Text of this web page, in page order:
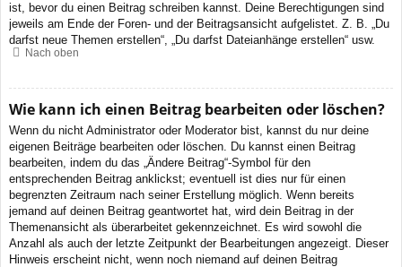
ist, bevor du einen Beitrag schreiben kannst. Deine Berechtigungen sind
jeweils am Ende der Foren- und der Beitragsansicht aufgelistet. Z. B. „Du
darfst neue Themen erstellen“, „Du darfst Dateianhänge erstellen“ usw.
Nach oben
Wie kann ich einen Beitrag bearbeiten oder löschen?
Wenn du nicht Administrator oder Moderator bist, kannst du nur deine
eigenen Beiträge bearbeiten oder löschen. Du kannst einen Beitrag
bearbeiten, indem du das „Ändere Beitrag“-Symbol für den
entsprechenden Beitrag anklickst; eventuell ist dies nur für einen
begrenzten Zeitraum nach seiner Erstellung möglich. Wenn bereits
jemand auf deinen Beitrag geantwortet hat, wird dein Beitrag in der
Themenansicht als überarbeitet gekennzeichnet. Es wird sowohl die
Anzahl als auch der letzte Zeitpunkt der Bearbeitungen angezeigt. Dieser
Hinweis erscheint nicht, wenn noch niemand auf deinen Beitrag